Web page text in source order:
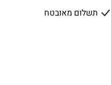
תשלום מאובטח